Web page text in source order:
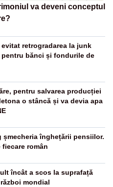
va deveni conceptul
evitat retrogradarea la junk
bănci și fondurile de
pentru salvarea producției
o stâncă și va devia apa
șmecheria înghețării pensiilor.
român
încât a scos la suprafață
mondial